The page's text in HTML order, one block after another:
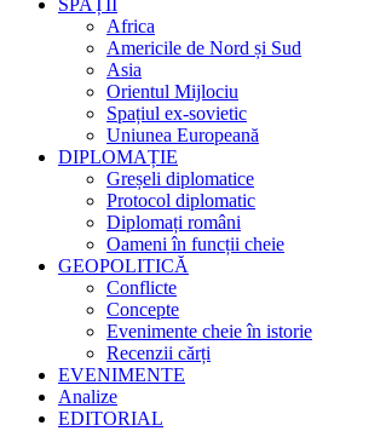
SPAȚII
Africa
Americile de Nord și Sud
Asia
Orientul Mijlociu
Spațiul ex-sovietic
Uniunea Europeană
DIPLOMAȚIE
Greșeli diplomatice
Protocol diplomatic
Diplomați români
Oameni în funcții cheie
GEOPOLITICĂ
Conflicte
Concepte
Evenimente cheie în istorie
Recenzii cărți
EVENIMENTE
Analize
EDITORIAL